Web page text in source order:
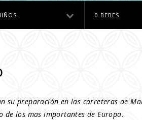
0 BEBES
su preparación en las carreteras de
los mas importantes de Europa.